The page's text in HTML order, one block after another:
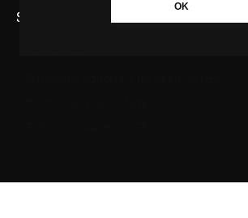
OK
SAIBA MAIS SOBRE A AGÊNCIA GBC